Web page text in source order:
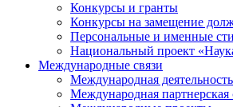
Конкурсы и гранты
Конкурсы на замещение
Персональные и именные
Национальный проект
Международные связи
Международная деятельность
Международная партнерская